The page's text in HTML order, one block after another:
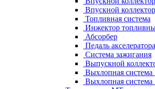
Впускной
Топливная система
Инжектор
Абсорбер
Педаль акселератора
Система зажигания
Выпускной
Выхлопная система
Выхлопная система